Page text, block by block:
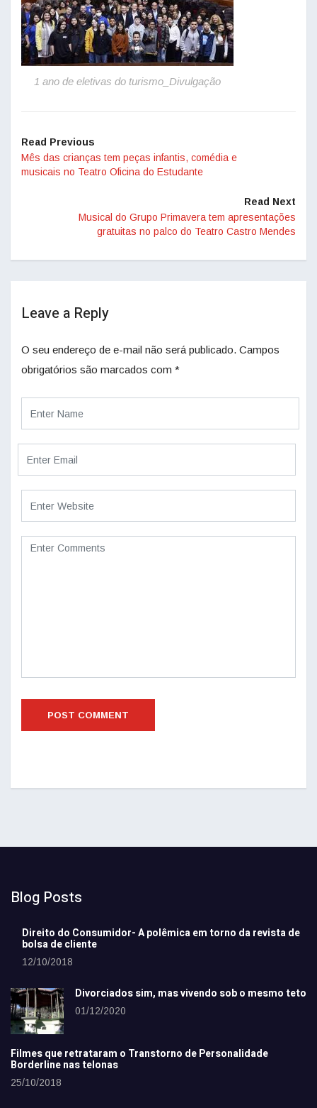
1 ano de eletivas do turismo_Divulgação
Read Previous
Mês das crianças tem peças infantis, comédia e
musicais no Teatro Oficina do Estudante
Read Next
Musical do Grupo Primavera tem apresentações
gratuitas no palco do Teatro Castro Mendes
Leave a Reply
O seu endereço de e-mail não será publicado. Campos
obrigatórios são marcados com *
Blog Posts
Direito do Consumidor- A polêmica em torno da revista de
bolsa de cliente
12/10/2018
Divorciados sim, mas vivendo sob o mesmo teto
01/12/2020
Filmes que retrataram o Transtorno de Personalidade
Borderline nas telonas
25/10/2018